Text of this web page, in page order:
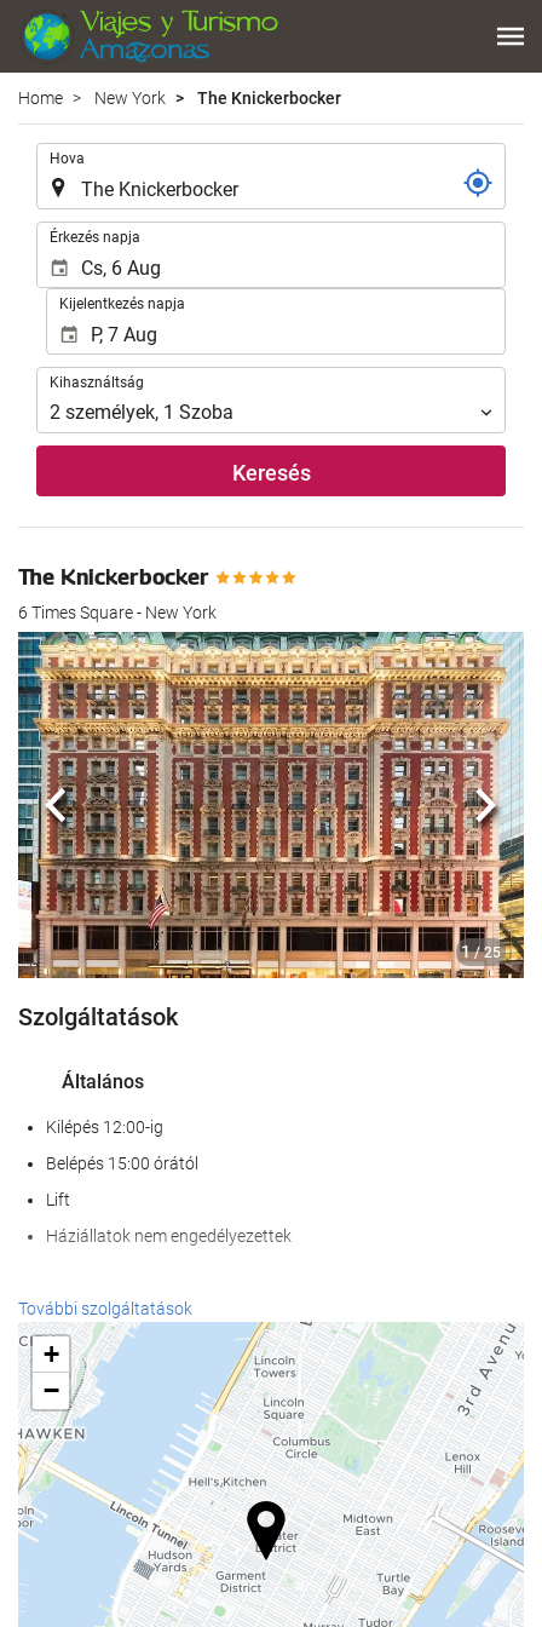
Home New York The Knickerbocker
Hova
Érkezés napja
Kijelentkezés napja
Kihasználtság
Kihasználtság
2 személyek, 1 Szoba
Keresés
The Knickerbocker
6 Times Square - New York
1 / 25
Előző
Szolgáltatások
Általános
Kilépés 12:00-ig
Belépés 15:00 órától
Lift
Háziállatok nem engedélyezettek
Étel és ital
À la carte étterem
Bár
kávézó a helyszínen
Recepció szolgáltatások
24 órás recepció
poggyászmegőrzés
További szolgáltatások
+
−